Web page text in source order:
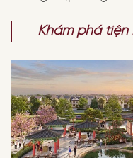
Khám phá tiện